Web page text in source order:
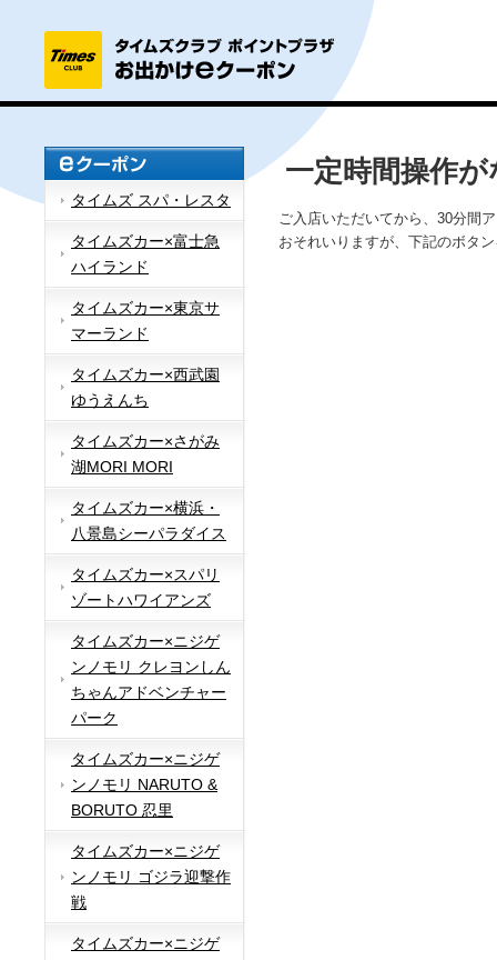
タイムズ スパ・レスタ
タイムズカー×富士急
ハイランド
タイムズカー×東京サ
マーランド
タイムズカー×西武園
ゆうえんち
タイムズカー×さがみ
湖MORI MORI
タイムズカー×横浜・
八景島シーパラダイス
タイムズカー×スパリ
ゾートハワイアンズ
タイムズカー×ニジゲ
ンノモリ クレヨンしん
ちゃんアドベンチャー
パーク
タイムズカー×ニジゲ
ンノモリ NARUTO &
BORUTO 忍里
タイムズカー×ニジゲ
ンノモリ ゴジラ迎撃作
戦
タイムズカー×ニジゲ
一定時間操作
ご入店いただいてから、30分間
おそれいりますが、下記のボタ